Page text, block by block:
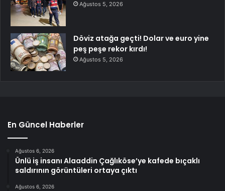
Ağustos 5, 2026
Döviz atağa geçti! Dolar ve euro yine
peş peşe rekor kırdı!
Ağustos 5, 2026
En Güncel Haberler
Ağustos 6, 2026
Ünlü iş insanı Alaaddin Çağlıköse’ye kafede bıçaklı
saldırının görüntüleri ortaya çıktı
Ağustos 6, 2026